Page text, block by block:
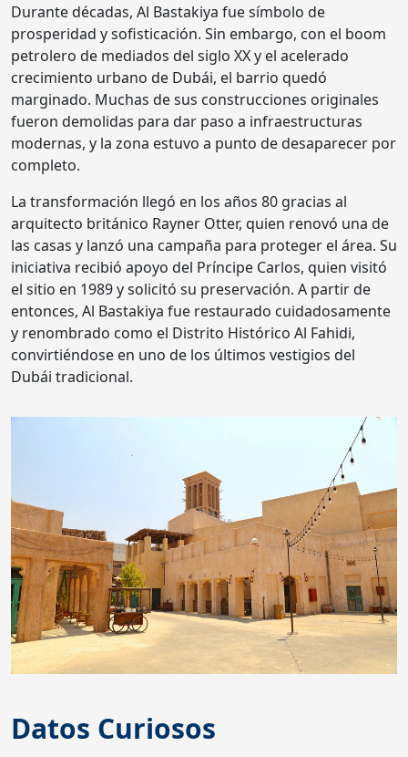
Durante décadas, Al Bastakiya fue símbolo de
prosperidad y sofisticación. Sin embargo, con el boom
petrolero de mediados del siglo XX y el acelerado
crecimiento urbano de Dubái, el barrio quedó
marginado. Muchas de sus construcciones originales
fueron demolidas para dar paso a infraestructuras
modernas, y la zona estuvo a punto de desaparecer por
completo.
La transformación llegó en los años 80 gracias al
arquitecto británico Rayner Otter, quien renovó una de
las casas y lanzó una campaña para proteger el área. Su
iniciativa recibió apoyo del Príncipe Carlos, quien visitó
el sitio en 1989 y solicitó su preservación. A partir de
entonces, Al Bastakiya fue restaurado cuidadosamente
y renombrado como el Distrito Histórico Al Fahidi,
convirtiéndose en uno de los últimos vestigios del
Dubái tradicional.
Datos Curiosos